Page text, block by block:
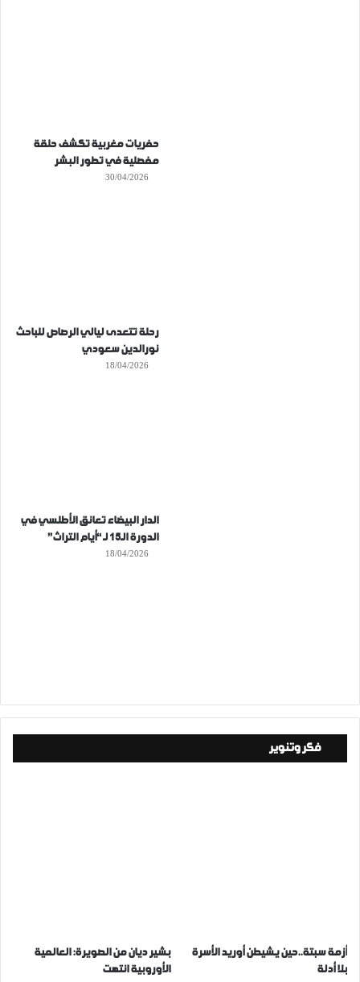
حفريات مغربية تكشف حلقة
مفصلية في تطور البشر
30/04/2026
رحلة تتعدى ليالي الرصاص للباحث
نورالدين سعودي
18/04/2026
الدار البيضاء تعانق الأطلسي في
الدورة الـ15 لـ “أيام التراث”
18/04/2026
فكر وتنوير
أزمة سبتة..حين يشيطن أوريد الأسرة
بلا أدلة
بشير ديان من الصويرة: العالمية
الأوروبية انتهت